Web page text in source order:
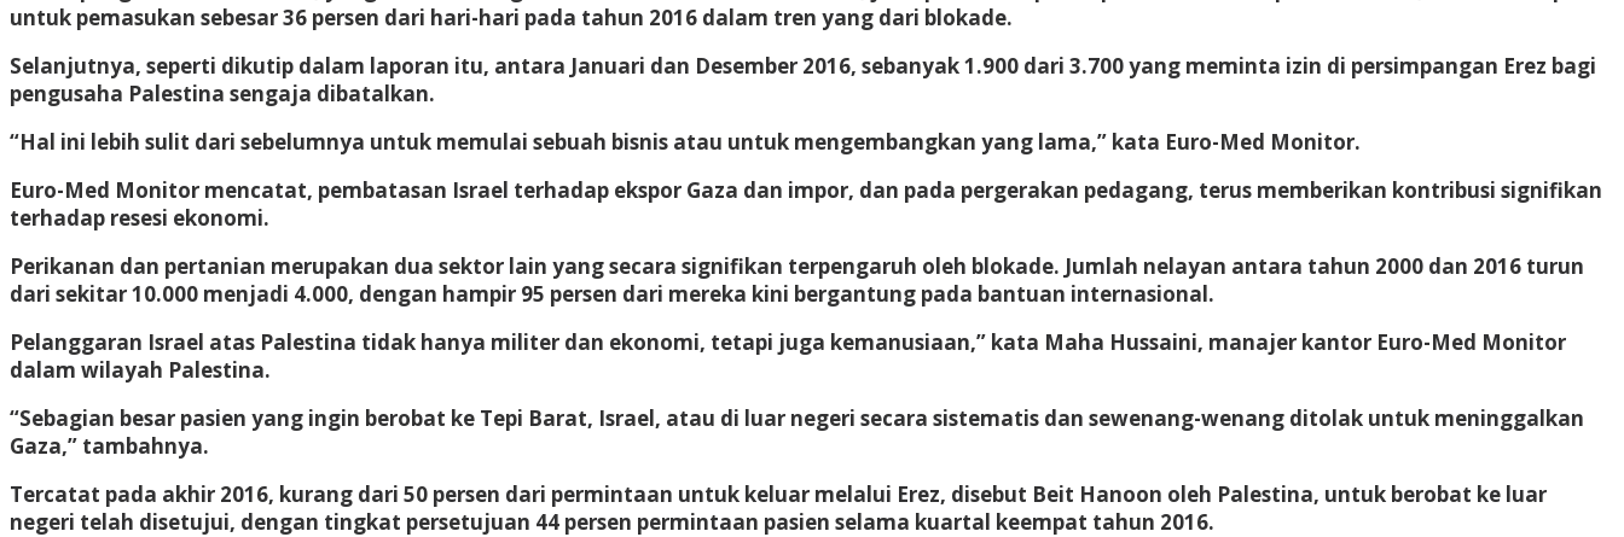
untuk pemasukan sebesar 36 persen dari hari-hari pada tahun 2016 dalam tren yang dari blokade.
Selanjutnya, seperti dikutip dalam laporan itu, antara Januari dan Desember 2016, sebanyak 1.900 dari 3.700 yang meminta izin di persimpangan Erez bagi
pengusaha Palestina sengaja dibatalkan.
“Hal ini lebih sulit dari sebelumnya untuk memulai sebuah bisnis atau untuk mengembangkan yang lama,” kata Euro-Med Monitor.
Euro-Med Monitor mencatat, pembatasan Israel terhadap ekspor Gaza dan impor, dan pada pergerakan pedagang, terus memberikan kontribusi signifikan
terhadap resesi ekonomi.
Perikanan dan pertanian merupakan dua sektor lain yang secara signifikan terpengaruh oleh blokade. Jumlah nelayan antara tahun 2000 dan 2016 turun
dari sekitar 10.000 menjadi 4.000, dengan hampir 95 persen dari mereka kini bergantung pada bantuan internasional.
Pelanggaran Israel atas Palestina tidak hanya militer dan ekonomi, tetapi juga kemanusiaan,” kata Maha Hussaini, manajer kantor Euro-Med Monitor
dalam wilayah Palestina.
“Sebagian besar pasien yang ingin berobat ke Tepi Barat, Israel, atau di luar negeri secara sistematis dan sewenang-wenang ditolak untuk meninggalkan
Gaza,” tambahnya.
Tercatat pada akhir 2016, kurang dari 50 persen dari permintaan untuk keluar melalui Erez, disebut Beit Hanoon oleh Palestina, untuk berobat ke luar
negeri telah disetujui, dengan tingkat persetujuan 44 persen permintaan pasien selama kuartal keempat tahun 2016.